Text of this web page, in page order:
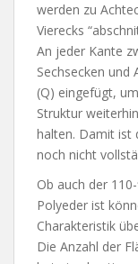
werden zu
Vierecks
An jeder Kante
Sechsecken und
(Q) eingefügt,
Struktur
halten. Damit ist
noch nicht
Ob auch der
Polyeder ist
Charakteristik
Die Anzahl der